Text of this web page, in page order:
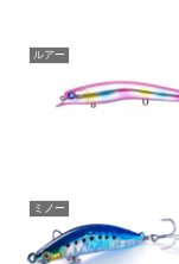
ルアー
ミノー